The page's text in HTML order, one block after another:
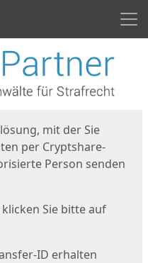
mit der Sie
per Cryptshare-
Person senden
Sie bitte auf
ID erhalten